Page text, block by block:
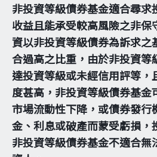
非投資等級債券基金適合尋求
收益且能承受較高風險之非保
資以非投資等級債券為訴求之
合過高之比重，由於非投資等
達投資等級或未經信用評等，
度甚高，非投資等級債券基金
市場流動性下降，或債券發行
金、利息或破產而蒙受虧損，
非投資等級債券基金不適合無